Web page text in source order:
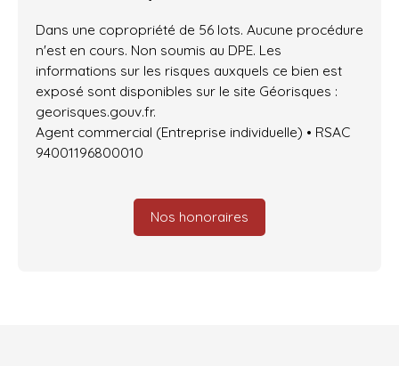
Dans une copropriété de 56 lots. Aucune procédure
n'est en cours. Non soumis au DPE. Les
informations sur les risques auxquels ce bien est
exposé sont disponibles sur le site Géorisques :
georisques.gouv.fr.
Agent commercial (Entreprise individuelle) • RSAC
94001196800010
Nos honoraires